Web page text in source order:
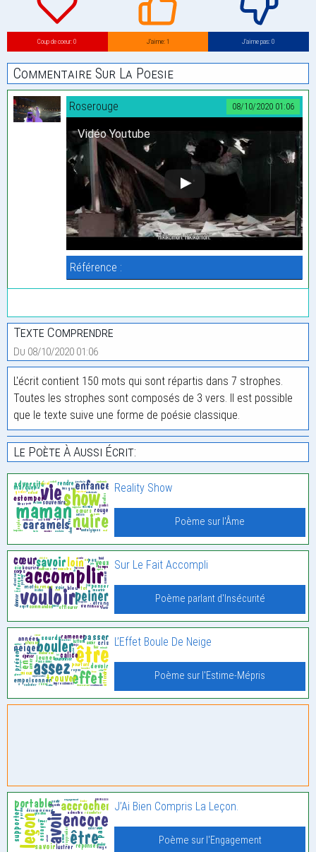
Coup de coeur: 0 J’aime: 1 J’aime pas: 0
Commentaire Sur La Poesie
08/10/2020 01:06
Roserouge
Vidéo Youtube
Référence :
Texte Comprendre
Du 08/10/2020 01:06
L'écrit contient 150 mots qui sont répartis dans 7 strophes.
Toutes les strophes sont composés de 3 vers. Il est possible
que le texte suive une forme de poésie classique.
Le Poète À Aussi Écrit:
Reality Show
Poème sur l'Âme
Sur Le Fait Accompli
Poème parlant d'Insécurité
L’Effet Boule De Neige
Poème sur l'Estime-Mépris
J’Ai Bien Compris La Leçon.
Poème sur l'Engagement